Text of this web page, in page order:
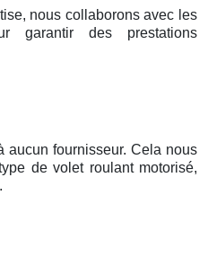
nous collaborons avec les
garantir des prestations
aucun fournisseur. Cela nous
de volet roulant motorisé,